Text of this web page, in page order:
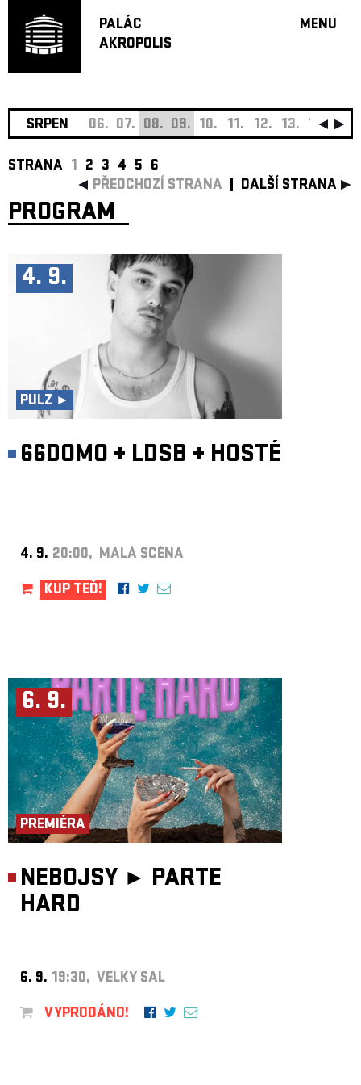
PALÁC
AKROPOLIS
MENU
JAZZ
HUDBA
SRPEN 06. 07. 08. 09. 10. 11. 12. 13. 14. 15.
STRANA 1 2 3 4 5 6
PŘEDCHOZÍ STRANA
DALŠÍ STRANA
PROGRAM
4. 9.
PULZ ►
66DOMO + LDSB + HOSTÉ
4. 9. 20:00, MALÁ SCÉNA
KUP TEĎ!
6. 9.
PREMIÉRA
NEBOJSY ► PARTE
HARD
6. 9. 19:30, VELKÝ SÁL
VYPRODÁNO!